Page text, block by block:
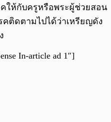
ให้กับครูหรือพระผู้ช่วยสอน
ติดตามไปได้ว่าเหรียญดัง
In-article ad 1″]